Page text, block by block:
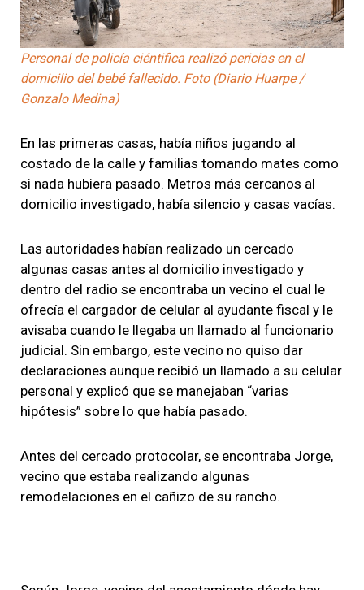
Personal de policía ciéntifica realizó pericias en el
domicilio del bebé fallecido. Foto (Diario Huarpe /
Gonzalo Medina)
En las primeras casas, había niños jugando al
costado de la calle y familias tomando mates como
si nada hubiera pasado. Metros más cercanos al
domicilio investigado, había silencio y casas vacías.
Las autoridades habían realizado un cercado
algunas casas antes al domicilio investigado y
dentro del radio se encontraba un vecino el cual le
ofrecía el cargador de celular al ayudante fiscal y le
avisaba cuando le llegaba un llamado al funcionario
judicial. Sin embargo, este vecino no quiso dar
declaraciones aunque recibió un llamado a su celular
personal y explicó que se manejaban “varias
hipótesis” sobre lo que había pasado.
Antes del cercado protocolar, se encontraba Jorge,
vecino que estaba realizando algunas
remodelaciones en el cañizo de su rancho.